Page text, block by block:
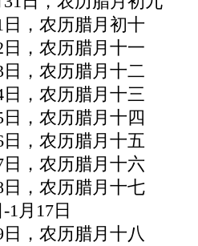
日，农历腊月初十
，农历腊月十一
，农历腊月十二
，农历腊月十三
，农历腊月十四
，农历腊月十五
，农历腊月十六
日，农历腊月十七
1月17日
，农历腊月十八